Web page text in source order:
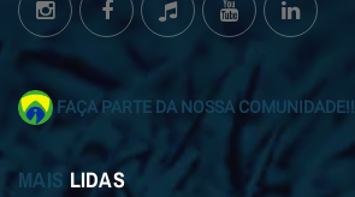
FAÇA PARTE DA NOSSA COMUNIDADE!!
MAIS LIDAS